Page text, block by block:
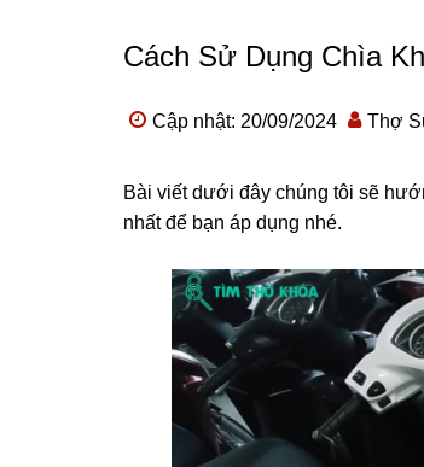
Cách Sử Dụng Chìa
Cập nhật: 20/09/2024 Thợ
Bài viết dưới đây chúng tôi sẽ
nhất để bạn áp dụng nhé.